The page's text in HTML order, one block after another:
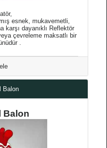
esnek, mukavemetli,
karşı dayanıklı Reflektör
çevreleme maksatlı bir
.
Balon
Balon